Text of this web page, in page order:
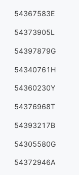
54367583E
54373905L
54397879G
54340761H
54360230Y
54376968T
54393217B
54305580G
54372946A